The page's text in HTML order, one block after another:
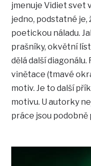
jmenuje Vidiet svet
jedno, podstatné je,
poetickou náladu.
prašníky, okvětní
dělá další
vinětace (tmavé
motiv. Je to další
motivu. U autorky
práce jsou podobně